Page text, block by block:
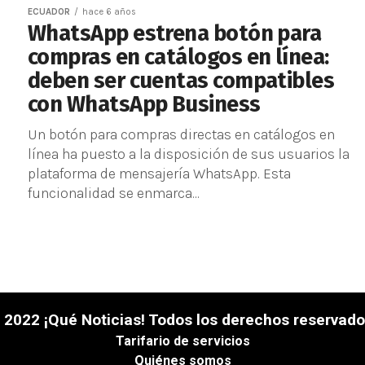
ECUADOR hace 6 años
WhatsApp estrena botón para
compras en catálogos en línea:
deben ser cuentas compatibles
con WhatsApp Business
Un botón para compras directas en catálogos en
línea ha puesto a la disposición de sus usuarios la
plataforma de mensajería WhatsApp. Esta
funcionalidad se enmarca...
¡Qué Noticias! Todos los derechos
Tarifario de servicios
Quiénes somos